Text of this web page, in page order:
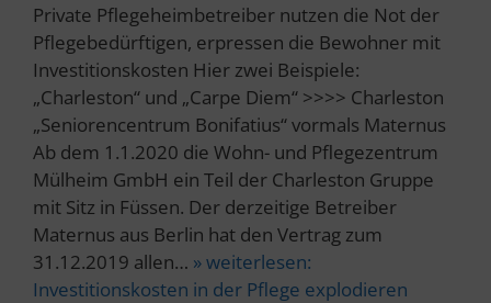
Private Pflegeheimbetreiber nutzen die Not der
Pflegebedürftigen, erpressen die Bewohner mit
Investitionskosten Hier zwei Beispiele:
„Charleston“ und „Carpe Diem“ >>>> Charleston
„Seniorencentrum Bonifatius“ vormals Maternus
Ab dem 1.1.2020 die Wohn- und Pflegezentrum
Mülheim GmbH ein Teil der Charleston Gruppe
mit Sitz in Füssen. Der derzeitige Betreiber
Maternus aus Berlin hat den Vertrag zum
31.12.2019 allen… » weiterlesen:
Investitionskosten in der Pflege explodieren